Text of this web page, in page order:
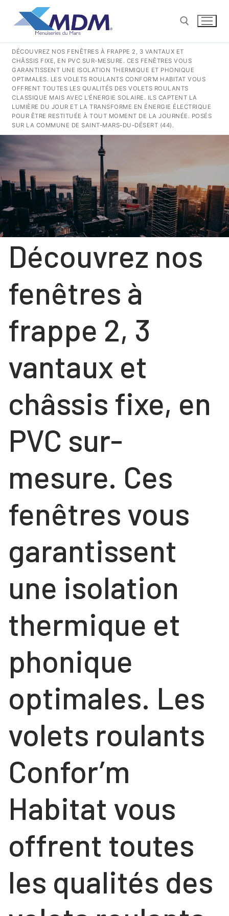
Rechercher :
CONTACT@MENUISERIESDUMANS.FR
Rechercher
QUI SOMMES-NOUS ?
NOS GESTES POUR LA TERRE
NOS PRODUITS PVC
COULISSANTS
FENÊTRES
VOLETS ROULANTS
NOS PRODUITS ALUMINIUM
COULISSANTS
PORTES
NOS PORTES « TERTIAIRE »
NOS RÉALISATIONS
Contact
DÉCOUVREZ NOS FENÊTRES À FRAPPE 2, 3 VANTAUX ET
CHÂSSIS FIXE, EN PVC SUR-MESURE. CES FENÊTRES VOUS
GARANTISSENT UNE ISOLATION THERMIQUE ET PHONIQUE
OPTIMALES. LES VOLETS ROULANTS CONFOR’M HABITAT VOUS
OFFRENT TOUTES LES QUALITÉS DES VOLETS ROULANTS
CLASSIQUE MAIS AVEC L’ÉNERGIE SOLAIRE. ILS CAPTENT LA
LUMIÈRE DU JOUR ET LA TRANSFORME EN ÉNERGIE ÉLECTRIQUE
POUR ÊTRE RESTITUÉE À TOUT MOMENT DE LA JOURNÉE. POSÉS
SUR LA COMMUNE DE SAINT-MARS-DU-DÉSERT (44).
Découvrez nos
fenêtres à
frappe 2, 3
vantaux et
châssis fixe, en
PVC sur-
mesure. Ces
fenêtres vous
garantissent
une isolation
thermique et
phonique
optimales. Les
volets roulants
Confor’m
Habitat vous
offrent toutes
les qualités des